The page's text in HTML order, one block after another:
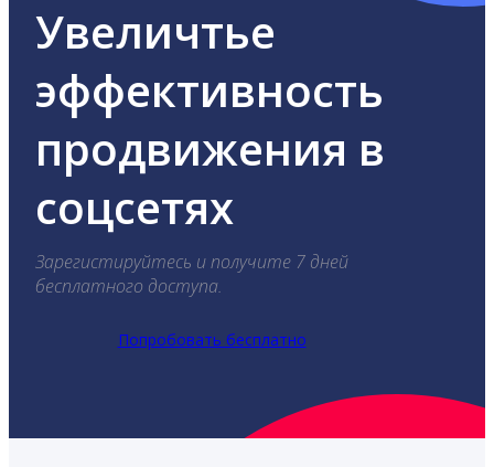
Увеличтье
эффективность
продвижения в
соцсетях
Зарегистируйтесь и получите 7 дней
бесплатного доступа.
Попробовать бесплатно